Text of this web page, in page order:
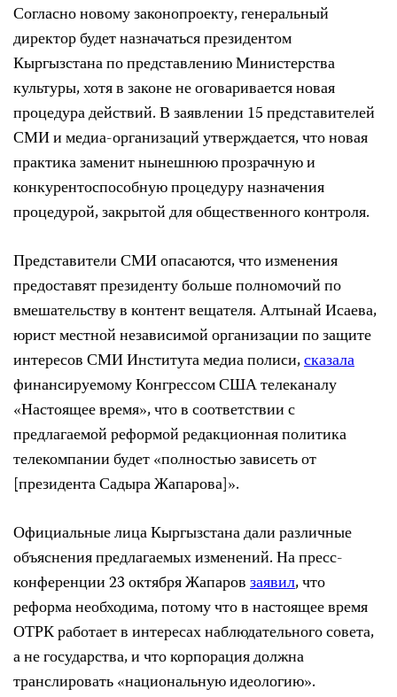
Согласно новому законопроекту, генеральный
директор будет назначаться президентом
Кыргызстана по представлению Министерства
культуры, хотя в законе не оговаривается новая
процедура действий. В заявлении 15 представителей
СМИ и медиа-организаций утверждается, что новая
практика заменит нынешнюю прозрачную и
конкурентоспособную процедуру назначения
процедурой, закрытой для общественного контроля.
Представители СМИ опасаются, что изменения
предоставят президенту больше полномочий по
вмешательству в контент вещателя. Алтынай Исаева,
юрист местной независимой организации по защите
интересов СМИ Института медиа полиси,сказала
финансируемому Конгрессом США телеканалу
«Настоящее время», что в соответствии с
предлагаемой реформой редакционная политика
телекомпании будет «полностью зависеть от
[президента Садыра Жапарова]».
Официальные лица Кыргызстана дали различные
объяснения предлагаемых изменений. На пресс-
конференции 23 октября Жапаровзаявил, что
реформа необходима, потому что в настоящее время
ОТРК работает в интересах наблюдательного совета,
а не государства, и что корпорация должна
транслировать «национальную идеологию».